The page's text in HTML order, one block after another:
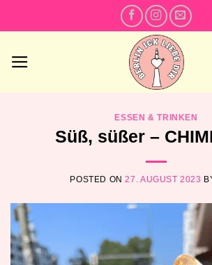
to
ESSEN & TRINKEN
Süß, süßer –
POSTED ON27. AUGUST 2023